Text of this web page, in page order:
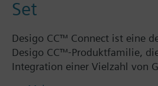
Set
Desigo CC™ Connect ist eine
Desigo CC™-Produktfamilie,
Integration einer Vielzahl von